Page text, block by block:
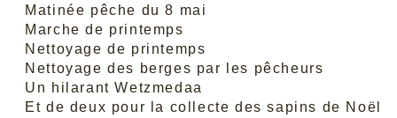
Matinée pêche du 8 mai
Marche de printemps
Nettoyage de printemps
Nettoyage des berges par les pêcheurs
Un hilarant Wetzmedaa
Et de deux pour la collecte des sapins de Noël